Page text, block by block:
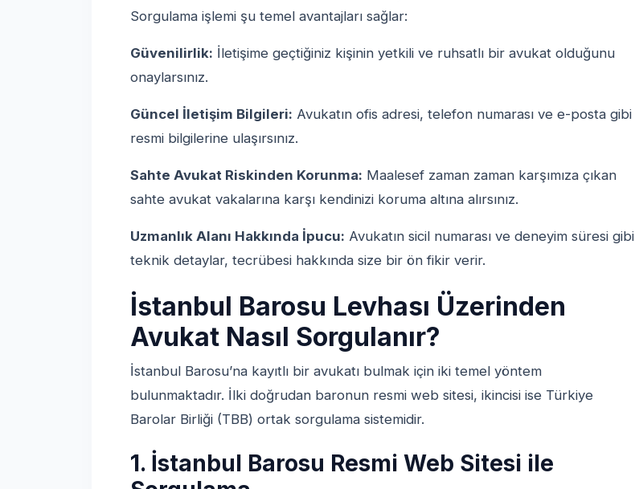
Sorgulama işlemi şu temel avantajları sağlar:
Güvenilirlik: İletişime geçtiğiniz kişinin yetkili ve ruhsatlı bir avukat olduğunu
onaylarsınız.
Güncel İletişim Bilgileri: Avukatın ofis adresi, telefon numarası ve e-posta gibi
resmi bilgilerine ulaşırsınız.
Sahte Avukat Riskinden Korunma: Maalesef zaman zaman karşımıza çıkan
sahte avukat vakalarına karşı kendinizi koruma altına alırsınız.
Uzmanlık Alanı Hakkında İpucu: Avukatın sicil numarası ve deneyim süresi gibi
teknik detaylar, tecrübesi hakkında size bir ön fikir verir.
İstanbul Barosu Levhası Üzerinden
Avukat Nasıl Sorgulanır?
İstanbul Barosu’na kayıtlı bir avukatı bulmak için iki temel yöntem
bulunmaktadır. İlki doğrudan baronun resmi web sitesi, ikincisi ise Türkiye
Barolar Birliği (TBB) ortak sorgulama sistemidir.
1. İstanbul Barosu Resmi Web Sitesi ile